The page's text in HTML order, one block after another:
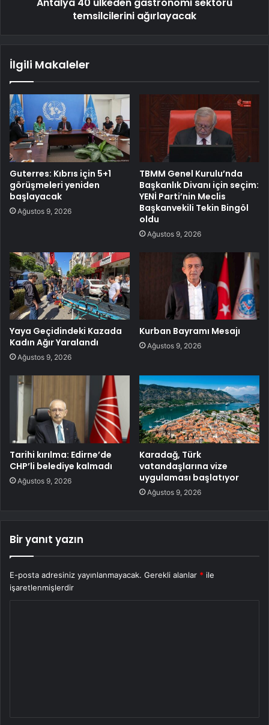
temsilcilerini ağırlayacak
İlgili Makaleler
Guterres: Kıbrıs için 5+1
görüşmeleri yeniden
başlayacak
Ağustos 9, 2026
TBMM Genel Kurulu’nda
Başkanlık Divanı için seçim:
YENİ Parti’nin Meclis
Başkanvekili Tekin Bingöl
oldu
Ağustos 9, 2026
Yaya Geçidindeki Kazada
Kadın Ağır Yaralandı
Ağustos 9, 2026
Kurban Bayramı Mesajı
Ağustos 9, 2026
Tarihi kırılma: Edirne’de
CHP’li belediye kalmadı
Ağustos 9, 2026
Karadağ, Türk
vatandaşlarına vize
uygulaması başlatıyor
Ağustos 9, 2026
Bir yanıt yazın
E-posta adresiniz yayınlanmayacak. Gerekli alanlar * ile
işaretlenmişlerdir